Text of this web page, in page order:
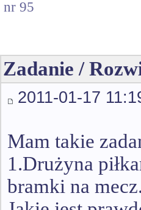
nr 95
Zadanie /
2011-01-17
Mam takie
1.Drużyna
bramki na